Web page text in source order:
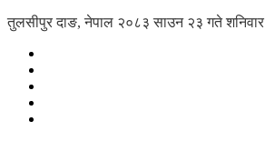
तुलसीपुर दाङ, नेपाल २०८३ साउन २३ गते शनिवार